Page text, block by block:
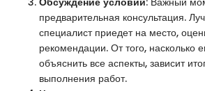
предварительная консультация.
специалист приедет на место,
рекомендации. От того, насколько
объяснить все аспекты, зависит
выполнения работ.